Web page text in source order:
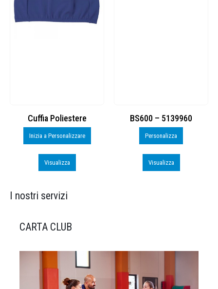
Cuffia Poliestere
Inizia a Personalizzare
Visualizza
BS600 – 5139960
Personalizza
Visualizza
I nostri servizi
CARTA CLUB